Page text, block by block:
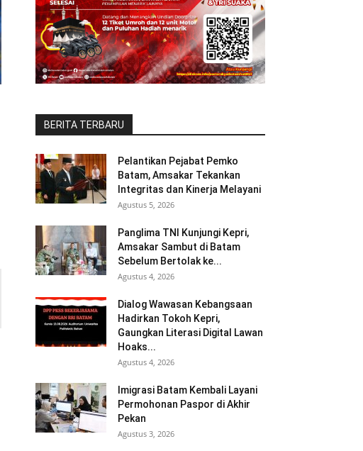
BERITA TERBARU
Pelantikan Pejabat Pemko
Batam, Amsakar Tekankan
Integritas dan Kinerja Melayani
Agustus 5, 2026
Panglima TNI Kunjungi Kepri,
Amsakar Sambut di Batam
Sebelum Bertolak ke...
Agustus 4, 2026
Dialog Wawasan Kebangsaan
Hadirkan Tokoh Kepri,
Gaungkan Literasi Digital Lawan
Hoaks...
Agustus 4, 2026
Imigrasi Batam Kembali Layani
Permohonan Paspor di Akhir
Pekan
Agustus 3, 2026